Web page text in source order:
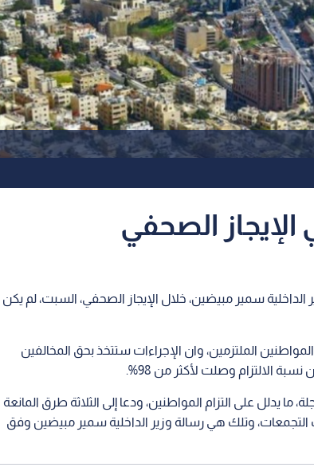
الصحفي
سمير مبيضين، خلال الإيجاز الصحفي، السبت، لم يكن
الملتزمين، وان الإجراءات ستتخذ بحق المخالفين
الالتزام وصلت لأكثر من 98%.
يدلل على التزام المواطنين، ودعا إلى الثلاثة طرق المانعة
التجمعات، وتلك هي رسالة وزير الداخلية سمير مبيضين وفق